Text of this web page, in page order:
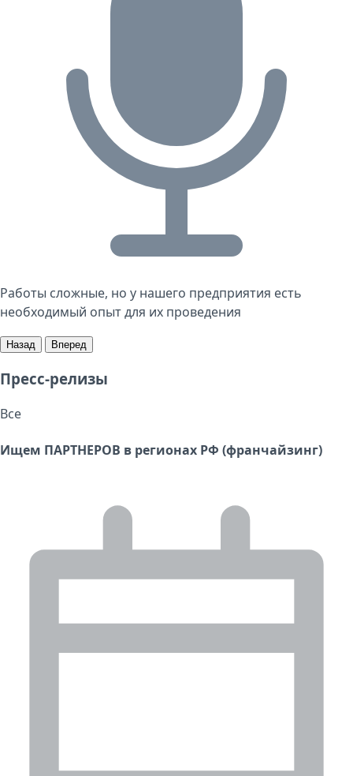
Работы сложные, но у нашего предприятия есть
необходимый опыт для их проведения
Назад Вперед
Пресс-релизы
Все
Ищем ПАРТНЕРОВ в регионах РФ (франчайзинг)